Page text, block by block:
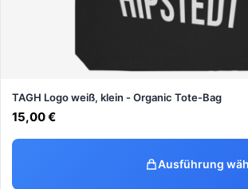
TAGH Logo weiß, klein - Organic Tote-Bag
15,00€
Ausführung